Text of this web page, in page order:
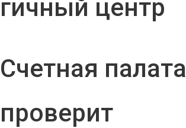
гичный центр
Счетная палата
проверит